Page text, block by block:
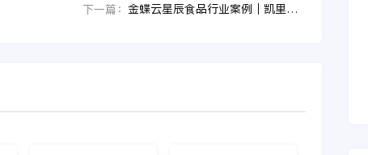
下一篇： 金蝶云星辰食品行业案例｜凯里明浩破圈而出，「数字化」抢滩万亿零食市场